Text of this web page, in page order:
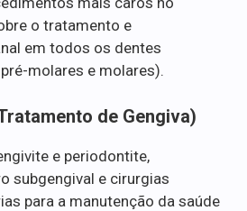
o tratamento e
em todos os dentes
molares e molares).
de Gengiva)
e periodontite,
subgengival e cirurgias
para a manutenção da saúde